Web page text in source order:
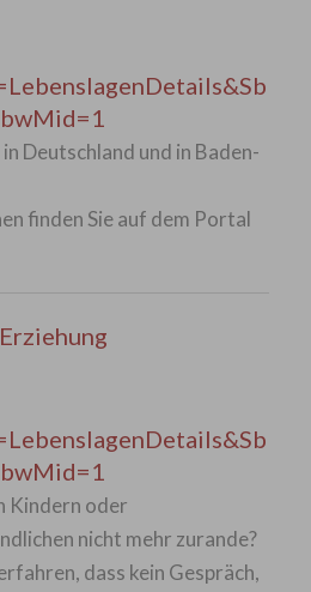
Deutschland und in Baden-
finden Sie auf dem Portal
Kindern oder
nicht mehr zurande?
dass kein Gespräch,